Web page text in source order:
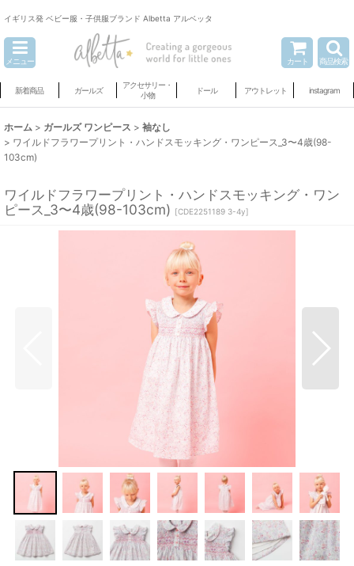
イギリス発 ベビー服・子供服ブランド Albetta アルベッタ
メニュー カート 商品検索
新着商品 ガールズ
アクセサリー・
小物
ドール アウトレット instagram
ホーム > ガールズ ワンピース > 袖なし
> ワイルドフラワープリント・ハンドスモッキング・ワンピース_3〜4歳(98-
103cm)
ワイルドフラワープリント・ハンドスモッキング・ワン
ピース_3〜4歳(98-103cm) [CDE2251189 3-4y]